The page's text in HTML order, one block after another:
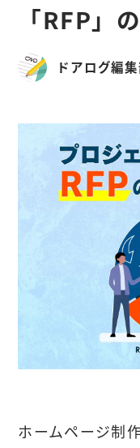
「RFP」
ドアログ編
ホームページ制